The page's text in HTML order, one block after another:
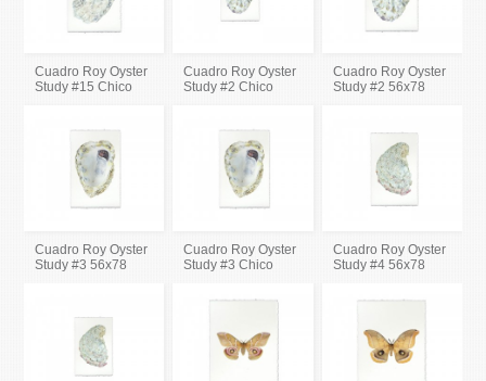
Cuadro Roy Oyster
Study #15 Chico
Cuadro Roy Oyster
Study #2 Chico
Cuadro Roy Oyster
Study #2 56x78
Cuadro Roy Oyster
Study #3 56x78
Cuadro Roy Oyster
Study #3 Chico
Cuadro Roy Oyster
Study #4 56x78